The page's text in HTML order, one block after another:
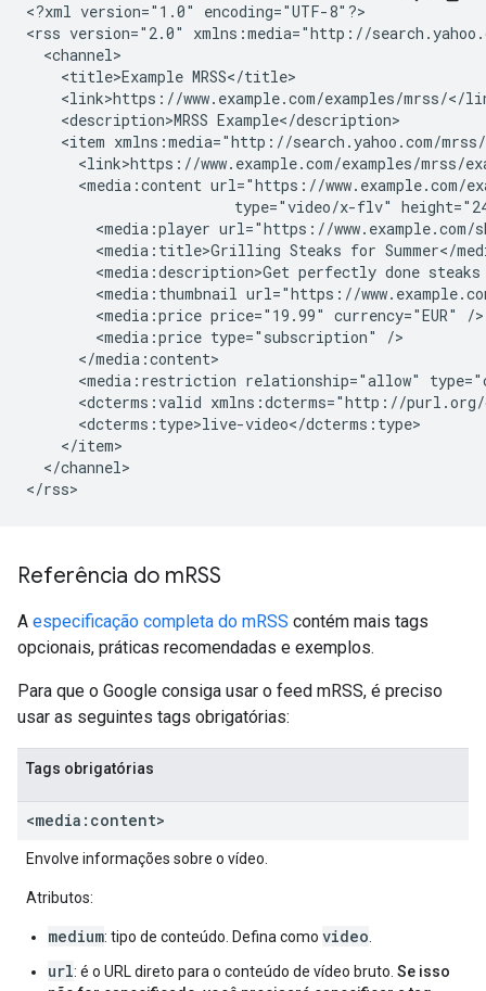
<?xml version="1.0"
encoding="UTF-8"?>
<rss version="2.0"
xmlns:media="http://
<title>Example
<description>MRSS
<item xmlns:media="http://search.yahoo.com/
<media:content url="https://www.example.com/
type="video/x-flv"
<media:player url="https://www.example.com/
<media:title>Grilling Steaks for
<media:description>Get perfectly done steaks
<media:thumbnail url="https://
<media:price price="19.99" currency="EUR"
<media:price type="subscription"
<media:restriction relationship="allow"
<dcterms:valid xmlns:dcterms="http://purl.org/
</channel>
</rss>
Referência do mRSS
A especificação completa do mRSS contém mais tags
opcionais, práticas recomendadas e exemplos.
Para que o Google consiga usar o feed mRSS, é preciso
usar as seguintes tags obrigatórias:
Tags obrigatórias
<media:content>
Envolve informações sobre o vídeo.
Atributos:
medium: tipo de conteúdo. Defina como video
url: é o URL direto para o conteúdo de vídeo bruto. Se isso